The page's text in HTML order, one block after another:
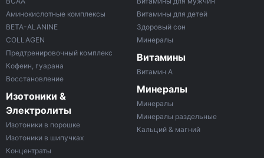
Аминокислотные комплексы
BETA-ALANINE
COLLAGEN
Предтренировочный комплекс
Кофеин, гуарана
Восстановление
Изотоники &
Электролиты
Изотоники в порошке
Изотоники в шипучках
Концентраты
Витамины для детей
Здоровый сон
Минералы
Витамины
Витамин A
Минералы
Минералы
Минералы раздельные
Кальций & магний